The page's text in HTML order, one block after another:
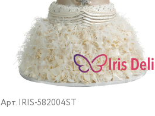
Арт. IRIS-582004ST